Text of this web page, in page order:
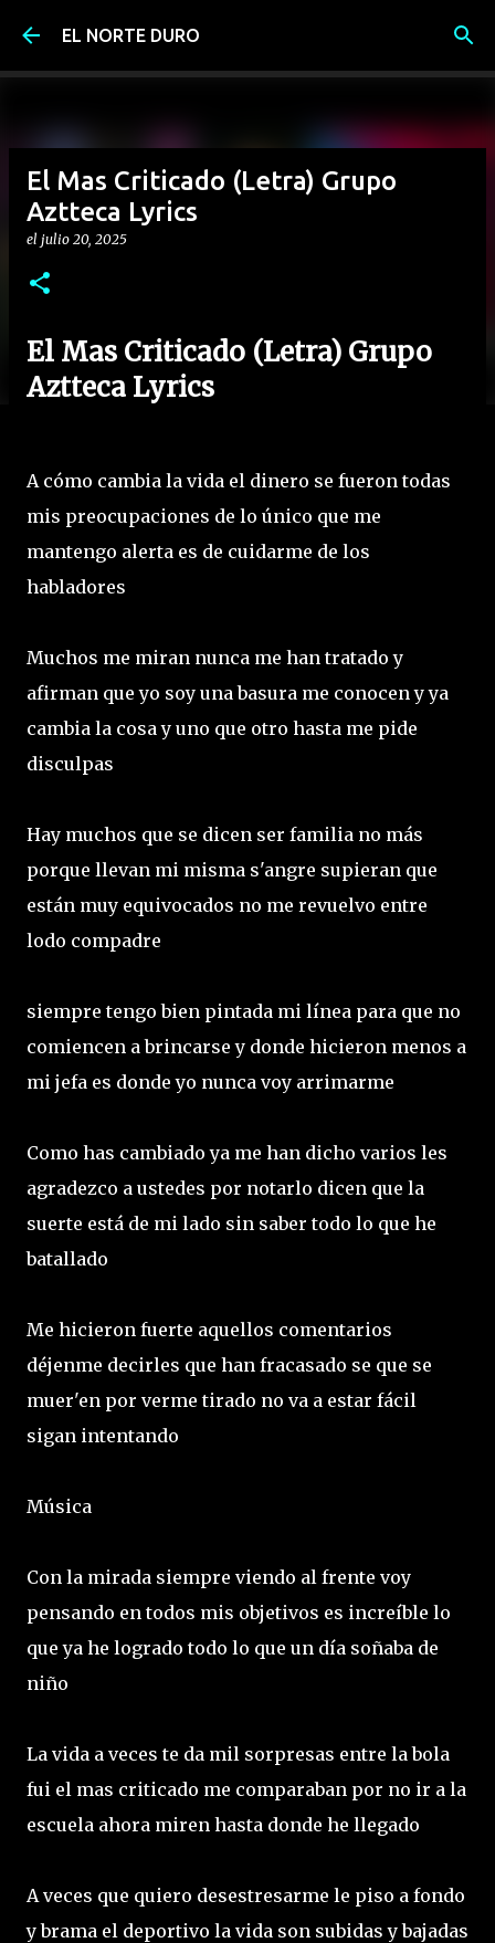
Ir al contenido principal
EL NORTE DURO
El Mas Criticado (Letra) Grupo
Aztteca Lyrics
el julio 20, 2025
El Mas Criticado (Letra) Grupo
Aztteca Lyrics
A cómo cambia la vida el dinero se fueron todas
mis preocupaciones de lo único que me
mantengo alerta es de cuidarme de los
habladores
Muchos me miran nunca me han tratado y
afirman que yo soy una basura me conocen y ya
cambia la cosa y uno que otro hasta me pide
disculpas
Hay muchos que se dicen ser familia no más
porque llevan mi misma s'angre supieran que
están muy equivocados no me revuelvo entre
lodo compadre
siempre tengo bien pintada mi línea para que no
comiencen a brincarse y donde hicieron menos a
mi jefa es donde yo nunca voy arrimarme
Como has cambiado ya me han dicho varios les
agradezco a ustedes por notarlo dicen que la
suerte está de mi lado sin saber todo lo que he
batallado
Me hicieron fuerte aquellos comentarios
déjenme decirles que han fracasado se que se
muer'en por verme tirado no va a estar fácil
sigan intentando
Música
Con la mirada siempre viendo al frente voy
pensando en todos mis objetivos es increíble lo
que ya he logrado todo lo que un día soñaba de
niño
La vida a veces te da mil sorpresas entre la bola
fui el mas criticado me comparaban por no ir a la
escuela ahora miren hasta donde he llegado
A veces que quiero desestresarme le piso a fondo
y brama el deportivo la vida son subidas y bajadas